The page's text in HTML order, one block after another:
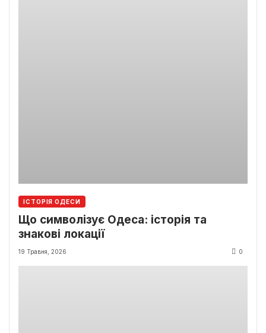
ІСТОРІЯ ОДЕСИ
Що символізує Одеса: історія та
знакові локації
19 Травня, 2026 0